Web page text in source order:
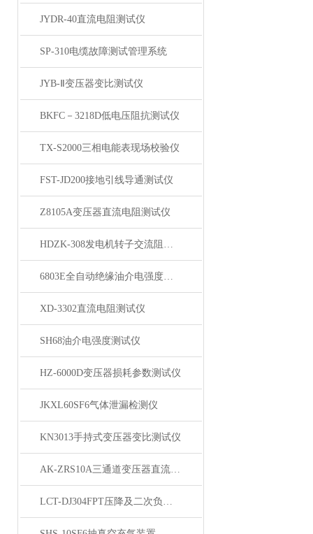
JYDR-40直流电阻测试仪
SP-310电缆故障测试管理系统
JYB-Ⅱ变压器变比测试仪
BKFC－3218D低电压阻抗测试仪
TX-S2000三相电能表现场校验仪
FST-JD200接地引线导通测试仪
Z8105A变压器直流电阻测试仪
HDZK-308发电机转子交流阻抗测试仪
6803E全自动绝缘油介电强度测试仪
XD-3302直流电阻测试仪
SH68油介电强度测试仪
HZ-6000D变压器损耗参数测试仪
JKXL60SF6气体泄漏检测仪
KN3013手持式变压器变比测试仪
AK-ZRS10A三通道变压器直流电阻测试仪
LCT-DJ304FPT压降及二次负荷测试仪